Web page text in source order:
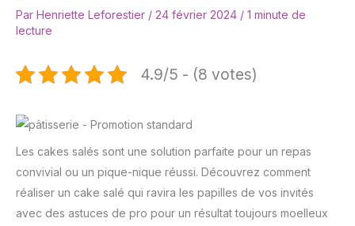
Par Henriette Leforestier / 24 février 2024 / 1 minute de
lecture
4.9/5 - (8 votes)
Les cakes salés sont une solution parfaite pour un repas
convivial ou un pique-nique réussi. Découvrez comment
réaliser un cake salé qui ravira les papilles de vos invités
avec des astuces de pro pour un résultat toujours moelleux